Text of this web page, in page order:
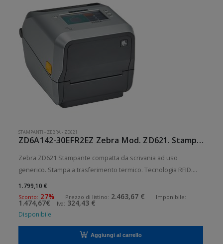
STAMPANTI - ZEBRA- ZD621
ZD6A142-30EFR2EZ Zebra Mod. ZD621. Stampante di etichette.
Zebra ZD621 Stampante compatta da scrivania ad uso
generico. Stampa a trasferimento termico. Tecnologia RFID.
Collegamento wireless senza fili. Velocità di stampa: 203
mm/sec Risoluzione di stampa: 8 dot/mm RFID: Presente
Wireless: Presente S
1.799,10 €
Sconto: 27% Prezzo di listino: 2.463,67 € Imponibile:
1.474,67€ Iva: 324,43 €
Disponibile
Aggiungi al carrello